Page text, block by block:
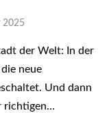
2025
der Welt: In der
neue
Und dann
richtigen…